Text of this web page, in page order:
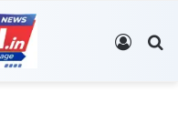
Log In